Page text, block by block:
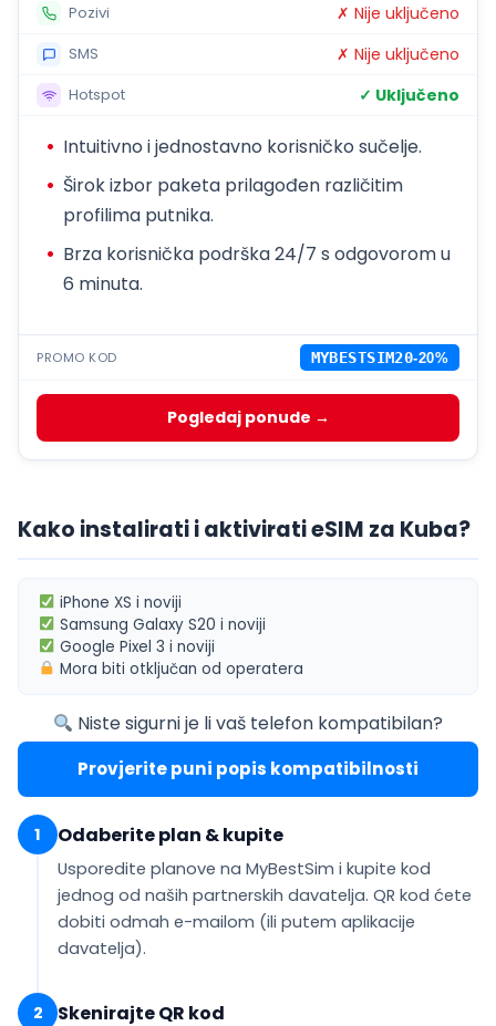
Pozivi ✗ Nije uključeno
SMS ✗ Nije uključeno
Hotspot ✓ Uključeno
Intuitivno i jednostavno korisničko sučelje.
Širok izbor paketa prilagođen različitim
profilima putnika.
Brza korisnička podrška 24/7 s odgovorom u
6 minuta.
PROMO KOD MYBESTSIM20-20%
Pogledaj ponude →
Kako instalirati i aktivirati eSIM za Kuba?
iPhone XS i noviji
Samsung Galaxy S20 i noviji
Google Pixel 3 i noviji
Mora bitiotključan od operatera
Niste sigurni je li vaš telefon kompatibilan?
Provjerite puni popis kompatibilnosti
1 Odaberite plan & kupite
Usporedite planove na MyBestSim i kupite kod
jednog od naših partnerskih davatelja. QR kod ćete
dobiti odmah e-mailom (ili putem aplikacije
davatelja).
2 Skenirajte QR kod